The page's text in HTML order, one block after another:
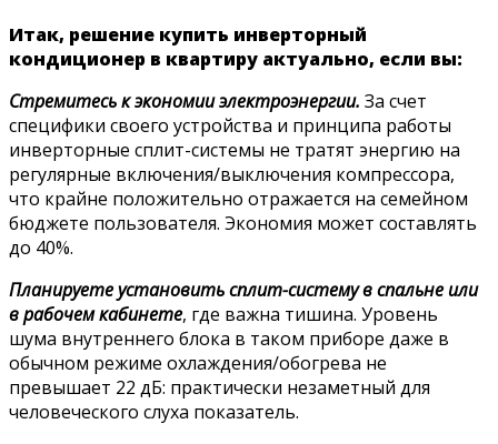
Итак, решение купить инверторный
кондиционер в квартиру актуально, если вы:
Стремитесь к экономии электроэнергии. За счет
специфики своего устройства и принципа работы
инверторные сплит-системы не тратят энергию на
регулярные включения/выключения компрессора,
что крайне положительно отражается на семейном
бюджете пользователя. Экономия может составлять
до 40%.
Планируете установить сплит-систему в спальне или
в рабочем кабинете, где важна тишина. Уровень
шума внутреннего блока в таком приборе даже в
обычном режиме охлаждения/обогрева не
превышает 22 дБ: практически незаметный для
человеческого слуха показатель.